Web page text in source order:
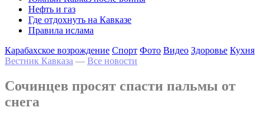
Нефть и газ
Где отдохнуть на Кавказе
Правила ислама
Карабахское возрождение Спорт Фото Видео Здоровье Кухня
Вестник Кавказа — Все новости
Сочинцев просят спасти пальмы от
снега